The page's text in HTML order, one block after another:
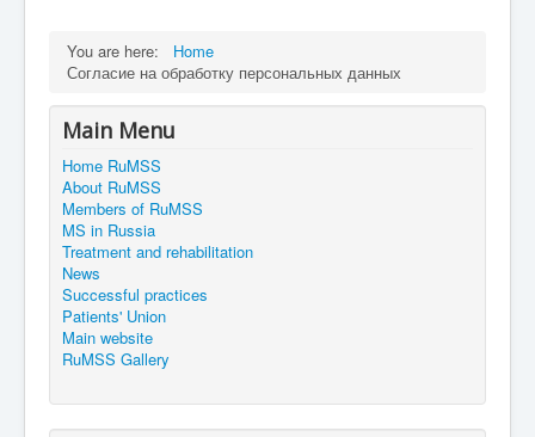
You are here:
Home
Согласие на обработку персональных данных
Main Menu
Home RuMSS
About RuMSS
Members of RuMSS
MS in Russia
Treatment and rehabilitation
News
Successful practices
Patients' Union
Main website
RuMSS Gallery